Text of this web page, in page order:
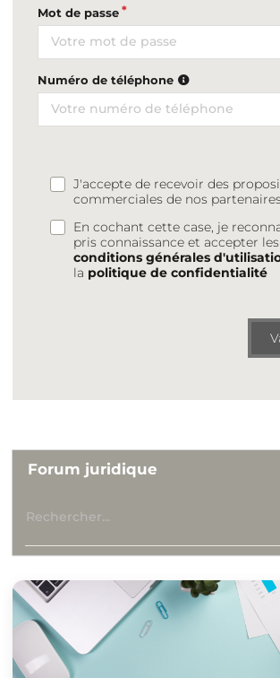
Mot de passe
Numéro de téléphone
J'accepte de recevoir des
commerciales de nos
En cochant cette case, je
pris connaissance et accepter les
conditions générales
la politique de confidentialité
Forum juridique